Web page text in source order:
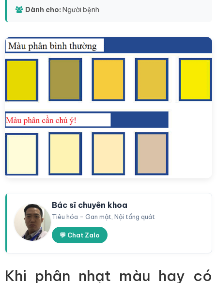
Dành cho: Người bệnh
Bác sĩ chuyên khoa
Tiêu hóa - Gan mật, Nội tổng quát
💬 Chat Zalo
Khi phân nhạt màu hay có